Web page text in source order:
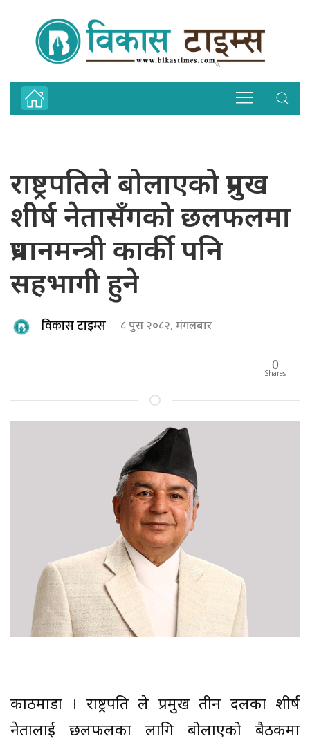
राष्ट्रपतिले बोलाएको प्रमुख
शीर्ष नेतासँगको छलफलमा
प्रधानमन्त्री कार्की पनि
सहभागी हुने
विकास टाइम्स ८ पुस २०८२, मंगलबार
0
Shares
काठमाडौँ । राष्ट्रपति ले प्रमुख तीन दलका शीर्ष
नेतालाई छलफलका लागि बोलाएको बैठकमा